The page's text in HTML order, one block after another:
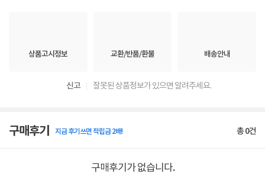
상품고시정보 교환/반품/환불 배송안내
신고 잘못된 상품정보가 있으면 알려주세요.
구매후기 지금 후기쓰면 적립금 2배! 총0건
구매후기가 없습니다.